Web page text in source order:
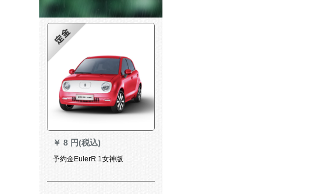
￥ 8 円(税込)
予約金EulerR 1女神版